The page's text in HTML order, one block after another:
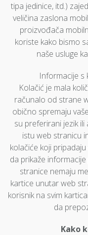
tipa jedinice, itd.)
veličina zaslona
proizvođača
koriste kako bismo
naše usluge
Informacije s
Kolačić je mala
računalo od strane
obično spremaju
su preferirani jezik
istu web stranicu
kolačiće koji
da prikaže
stranice nemaju
kartice unutar web
korisnik na svim
da
Kako